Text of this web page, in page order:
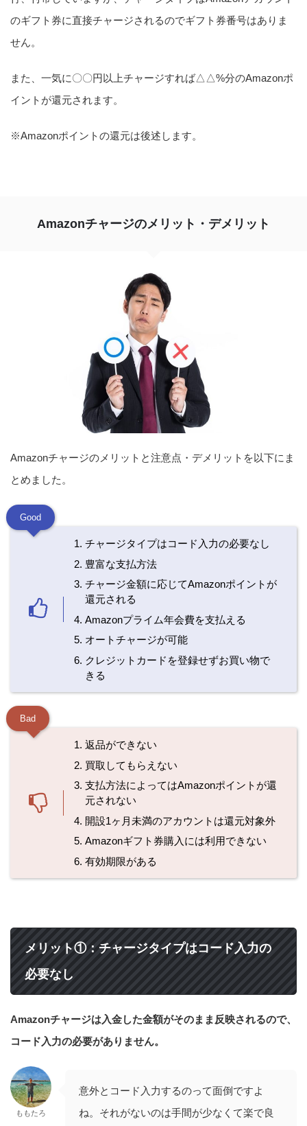
のギフト券に直接チャージされるのでギフト券番号はありま
せん。
また、一気に〇〇円以上チャージすれば△△%分のAmazonポ
イントが還元されます。
※Amazonポイントの還元は後述します。
Amazonチャージのメリット・デメリット
Amazonチャージのメリットと注意点・デメリットを以下にま
とめました。
Good
チャージタイプはコード入力の必要なし
豊富な支払方法
チャージ金額に応じてAmazonポイントが
還元される
Amazonプライム年会費を支払える
オートチャージが可能
クレジットカードを登録せずお買い物で
きる
Bad
返品ができない
買取してもらえない
支払方法によってはAmazonポイントが還
元されない
開設1ヶ月未満のアカウントは還元対象外
Amazonギフト券購入には利用できない
有効期限がある
メリット①：チャージタイプはコード入力の
必要なし
Amazonチャージは入金した金額がそのまま反映されるので、
コード入力の必要がありません。
ももたろ
意外とコード入力するのって面倒ですよ
ね。それがないのは手間が少なくて楽で良